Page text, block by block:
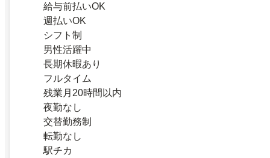
給与前払いOK
週払いOK
シフト制
男性活躍中
長期休暇あり
フルタイム
残業月20時間以内
夜勤なし
交替勤務制
転勤なし
駅チカ